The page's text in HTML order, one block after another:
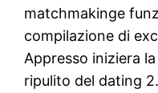
matchmakinge
compilazione di
Appresso iniziera
ripulito del dating